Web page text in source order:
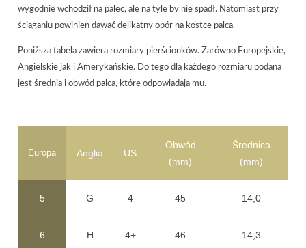
wygodnie wchodził na palec, ale na tyle by nie spadł. Natomiast przy
ściąganiu powinien dawać delikatny opór na kostce palca.
Poniższa tabela zawiera rozmiary pierścionków. Zarówno Europejskie,
Angielskie jak i Amerykańskie. Do tego dla każdego rozmiaru podana
jest średnia i obwód palca, które odpowiadają mu.
Europa Anglia US
Obwód
(mm)
Średnica
(mm)
5 G 4 45 14,0
6 H 4+ 46 14,3